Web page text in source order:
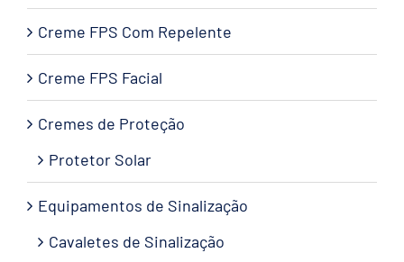
Creme FPS Com Repelente
Creme FPS Facial
Cremes de Proteção
Protetor Solar
Equipamentos de Sinalização
Cavaletes de Sinalização